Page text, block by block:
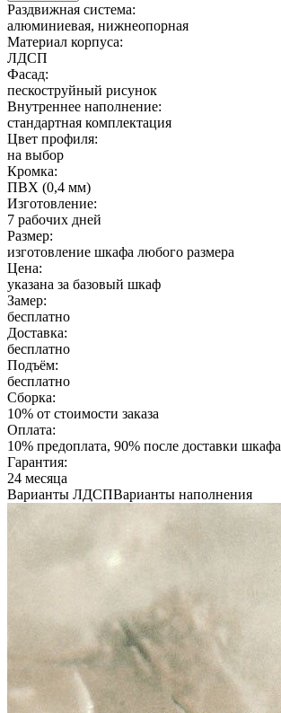
Раздвижная система:
алюминиевая, нижнеопорная
Материал корпуса:
ЛДСП
Фасад:
пескоструйный рисунок
Внутреннее наполнение:
стандартная комплектация
Цвет профиля:
на выбор
Кромка:
ПВХ (0,4 мм)
Изготовление:
7 рабочих дней
Размер:
изготовление шкафа любого размера
Цена:
указана за базовый шкаф
Замер:
бесплатно
Доставка:
бесплатно
Подъём:
бесплатно
Сборка:
10% от стоимости заказа
Оплата:
10% предоплата, 90% после доставки шкафа
Гарантия:
24 месяца
Варианты ЛДСПВарианты наполнения